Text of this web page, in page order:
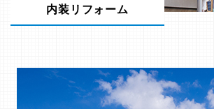
内装リフォーム